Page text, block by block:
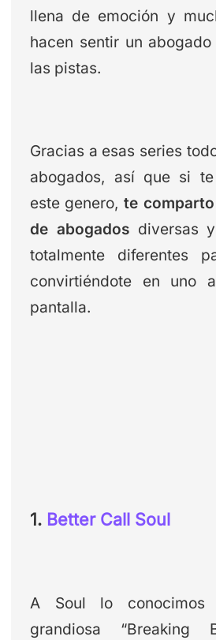
llena de emoción y
hacen sentir un
las pistas.
Gracias a esas series
abogados, así que si
este genero,te
de abogados diversas
totalmente diferentes
convirtiéndote en uno
pantalla.
1. Better Call Soul
A Soul lo
grandiosa